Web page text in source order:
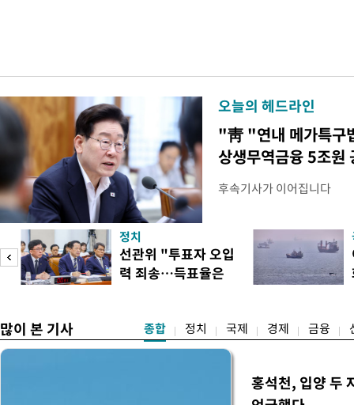
오늘의 헤드라인
"靑 "연내 메가특구
상생무역금융 5조원
후속기사가 이어집니다
정치
선관위 "투표자 오입
력 죄송…득표율은
많이 본 기사 종합 정치 국제 경제 금융
홍석천, 입양 두